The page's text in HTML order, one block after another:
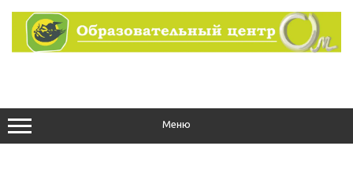
содержимому
Меню